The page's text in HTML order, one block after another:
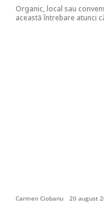
Organic, local sau
această întrebare atunci
Carmen Ciobanu 20 august